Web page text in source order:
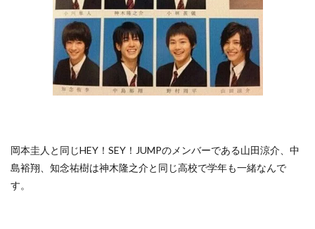
岡本圭人と同じHEY！SEY！JUMPのメンバーである山田涼介、中
島裕翔、知念祐樹は神木隆之介と同じ高校で学年も一緒なんで
す。